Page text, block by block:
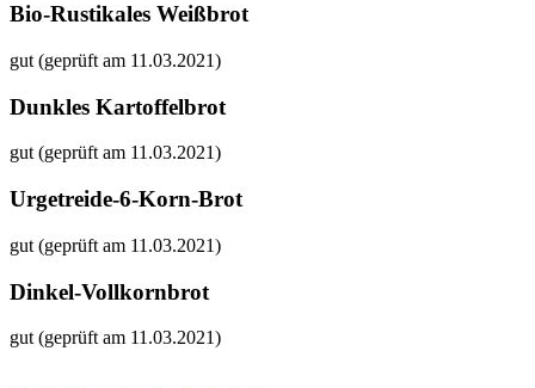
Bio-Rustikales Weißbrot
gut (geprüft am 11.03.2021)
Dunkles Kartoffelbrot
gut (geprüft am 11.03.2021)
Urgetreide-6-Korn-Brot
gut (geprüft am 11.03.2021)
Dinkel-Vollkornbrot
gut (geprüft am 11.03.2021)